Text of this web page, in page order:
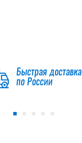
Быстрая доставка
по России